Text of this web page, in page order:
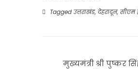
Tagged उत्तराखंड, देहरादून, सीएम
मुख्यमंत्री श्री पुष्कर